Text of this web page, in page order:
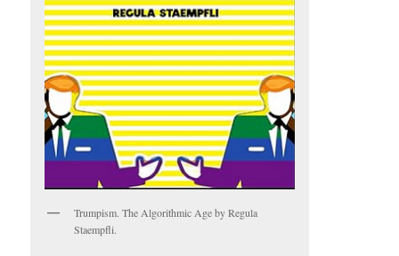
Trumpism. The Algorithmic Age by Regula
Staempfli.